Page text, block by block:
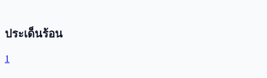
ประเด็นร้อน
1